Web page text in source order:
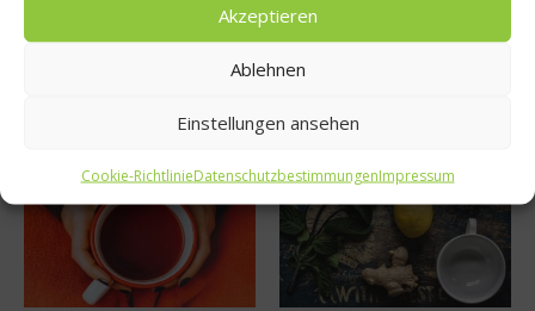
Akzeptieren
Ablehnen
Einstellungen ansehen
Cookie-RichtlinieDatenschutzbestimmungenImpressum
Ähnliche Beiträge